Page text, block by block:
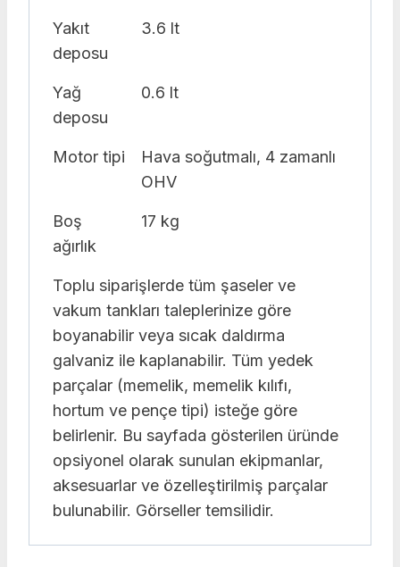
Yakıt
deposu
3.6 lt
Yağ
deposu
0.6 lt
Motor tipi
Hava soğutmalı, 4 zamanlı
OHV
Boş
ağırlık
17 kg
Toplu siparişlerde tüm şaseler ve
vakum tankları taleplerinize göre
boyanabilir veya sıcak daldırma
galvaniz ile kaplanabilir. Tüm yedek
parçalar (memelik, memelik kılıfı,
hortum ve pençe tipi) isteğe göre
belirlenir. Bu sayfada gösterilen üründe
opsiyonel olarak sunulan ekipmanlar,
aksesuarlar ve özelleştirilmiş parçalar
bulunabilir. Görseller temsilidir.